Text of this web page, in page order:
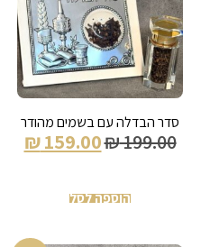
סדר הבדלה עם בשמים מהודר
₪199.00
₪159.00
הוספה לסל